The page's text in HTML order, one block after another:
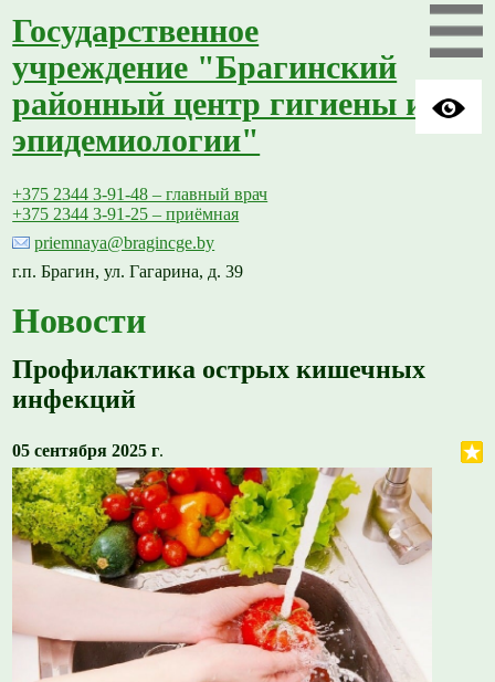
Государственное
учреждение "Брагинский
районный центр гигиены и
эпидемиологии"
+375 2344 3-91-48 – главный врач
+375 2344 3-91-25 – приёмная
priemnaya@bragincge.by
г.п. Брагин, ул. Гагарина, д. 39
Новости
Профилактика острых кишечных
инфекций
05 сентября 2025 г.